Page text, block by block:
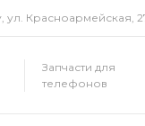
ул. Красноармейская,
Запчасти для
телефонов